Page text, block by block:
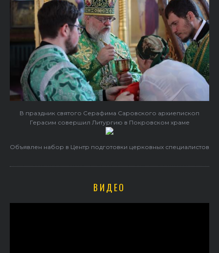
В праздник святого Серафима Саровского архиепископ
Герасим совершил Литургию в Покровском храме
Объявлен набор в Центр подготовки церковных специалистов
ВИДЕО